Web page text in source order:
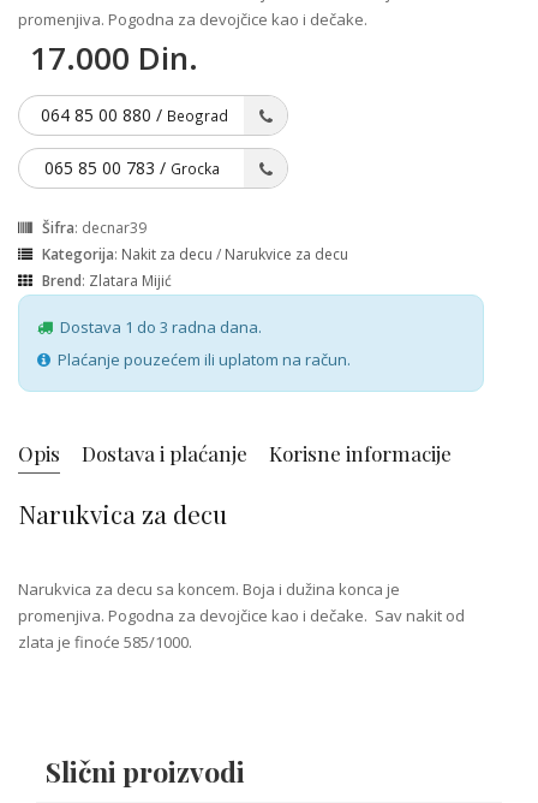
promenjiva. Pogodna za devojčice kao i dečake.
17.000 Din.
064 85 00 880 / Beograd
065 85 00 783 / Grocka
Šifra: decnar39
Kategorija: Nakit za decu / Narukvice za decu
Brend: Zlatara Mijić
Dostava 1 do 3 radna dana.
Plaćanje pouzećem ili uplatom na račun.
Opis Dostava i plaćanje Korisne informacije
Narukvica za decu
Narukvica za decu sa koncem. Boja i dužina konca je
promenjiva. Pogodna za devojčice kao i dečake. Sav nakit od
zlata je finoće 585/1000.
Slični proizvodi